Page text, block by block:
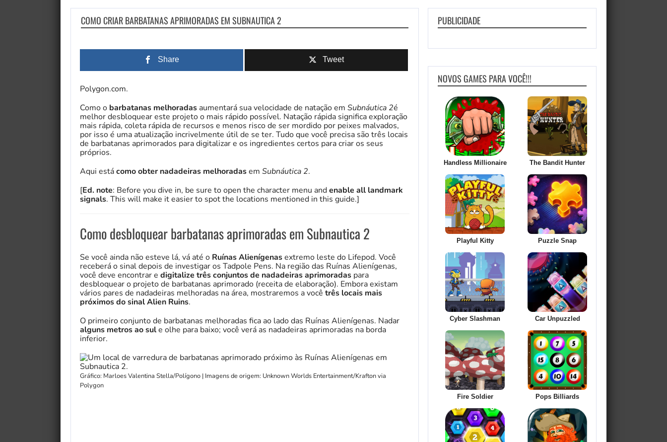
COMO CRIAR BARBATANAS APRIMORADAS EM SUBNAUTICA 2
Share Tweet
Polygon.com.
Como o barbatanas melhoradas aumentará sua velocidade de natação em Subnáutica 2é
melhor desbloquear este projeto o mais rápido possível. Natação rápida significa exploração
mais rápida, coleta rápida de recursos e menos risco de ser mordido por peixes malvados,
por isso é uma atualização incrivelmente útil de se ter. Tudo que você precisa são três locais
de barbatanas aprimorados para digitalizar e os ingredientes certos para criar os seus
próprios.
Aqui estácomo obter nadadeiras melhoradasem Subnáutica 2.
[Ed. note: Before you dive in, be sure to open the character menu andenable all landmark
signals. This will make it easier to spot the locations mentioned in this guide.]
Como desbloquear barbatanas aprimoradas em Subnautica 2
Se você ainda não esteve lá, vá até o Ruínas Alienígenasextremo leste do Lifepod. Você
receberá o sinal depois de investigar os Tadpole Pens. Na região das Ruínas Alienígenas,
você deve encontrar e digitalize três conjuntos de nadadeiras aprimoradas para
desbloquear o projeto de barbatanas aprimorado (receita de elaboração). Embora existam
vários pares de nadadeiras melhoradas na área, mostraremos a você três locais mais
próximos do sinal Alien Ruins.
O primeiro conjunto de barbatanas melhoradas fica ao lado das Ruínas Alienígenas. Nadar
alguns metros ao sule olhe para baixo; você verá as nadadeiras aprimoradas na borda
inferior.
Gráfico: Marloes Valentina Stella/Polígono | Imagens de origem: Unknown Worlds Entertainment/Krafton via
Polygon
PUBLICIDADE
NOVOS GAMES PARA VOCÊ!!!
Handless Millionaire The Bandit Hunter
Playful Kitty Puzzle Snap
Cyber Slashman Car Unpuzzled
Fire Soldier Pops Billiards